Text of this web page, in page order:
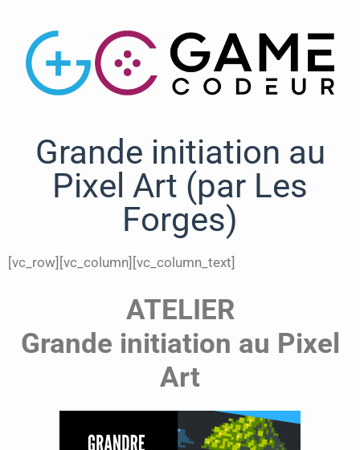
Grande initiation au
Pixel Art (par Les
Forges)
[vc_row][vc_column][vc_column_text]
ATELIER
Grande initiation au Pixel
Art